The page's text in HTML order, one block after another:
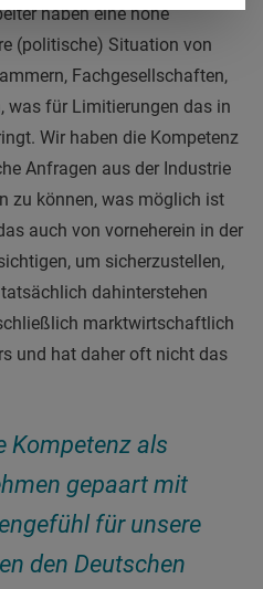
haben eine hohe
(politische) Situation von
Fachgesellschaften,
was für Limitierungen das in
Wir haben die Kompetenz
Anfragen aus der Industrie
zu können, was möglich ist
auch von vorneherein in der
um sicherzustellen,
dahinterstehen
marktwirtschaftlich
und hat daher oft nicht das
Kompetenz als
gepaart mit
für unsere
den Deutschen